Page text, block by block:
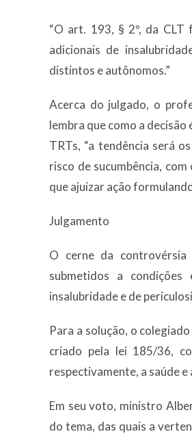
“O art. 193, § 2º, da CLT
adicionais de
distintos e autônomos.”
Acerca do julgado, o
lembra que como a
TRTs, “a tendência será
risco de sucumbência,
que ajuizar ação
Julgamento
O cerne da controvérsia
submetidos a
insalubridade e de
Para a solução, o
criado pela lei 185/36,
respectivamente, a saúde
Em seu voto, ministro
do tema, das quais a